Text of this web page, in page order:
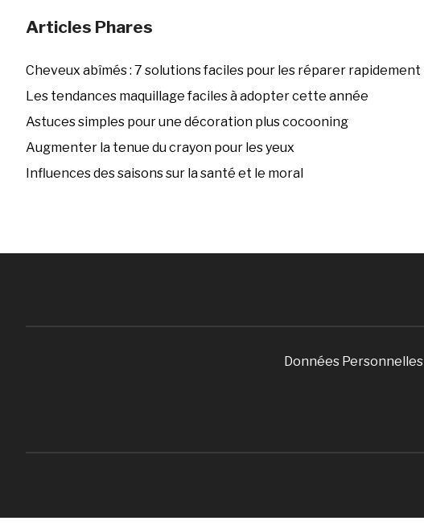
Articles Phares
Cheveux abîmés : 7 solutions faciles pour les réparer rapidement
Les tendances maquillage faciles à adopter cette année
Astuces simples pour une décoration plus cocooning
Augmenter la tenue du crayon pour les yeux
Influences des saisons sur la santé et le moral
Données Personnelles